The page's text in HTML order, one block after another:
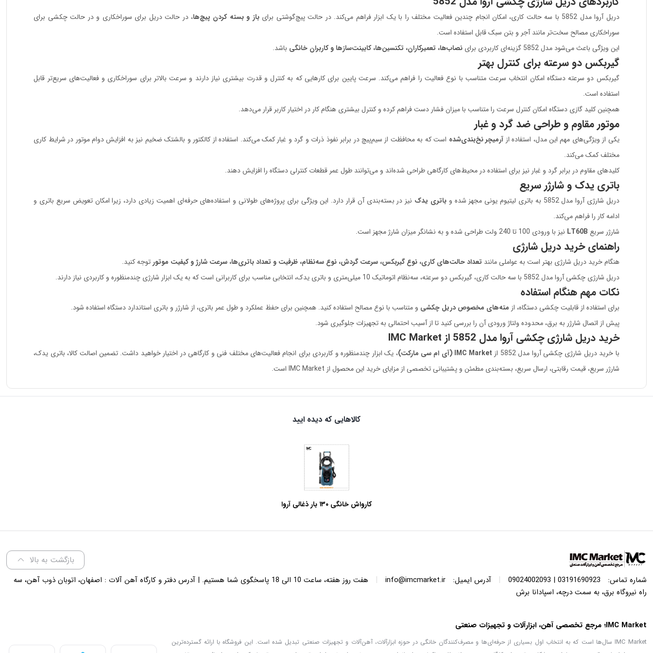
دریل آروا مدل 5852 با سه حالت کاری، امکان انجام چندین فعالیت مختلف را با یک ابزار فراهم می‌کند. در حالت پیچ‌گوشتی برای باز و بسته کردن پیچ‌ها، در حالت دریل برای سوراخکاری و در حالت چکشی برای
سوراخکاری مصالح سخت‌تر مانند آجر و بتن سبک قابل استفاده است.
این ویژگی باعث می‌شود مدل 5852 گزینه‌ای کاربردی برای
نصاب‌ها، تعمیرکاران، تکنسین‌ها، کابینت‌سازها و کاربران خانگی باشد.
گیربکس دو سرعته برای کنترل بهتر
گیربکس دو سرعته دستگاه امکان انتخاب سرعت متناسب با نوع فعالیت را فراهم می‌کند. سرعت پایین برای کارهایی که به کنترل و قدرت بیشتری نیاز دارند و سرعت بالاتر برای سوراخکاری و فعالیت‌های سریع‌تر قابل
استفاده است.
همچنین کلید گازی دستگاه امکان کنترل سرعت را متناسب با میزان فشار دست فراهم کرده و کنترل بیشتری هنگام کار در اختیار کاربر قرار می‌دهد.
موتور مقاوم و طراحی ضد گرد و غبار
یکی از ویژگی‌های مهم این مدل، استفاده از آرمیچر نخ‌بندی‌شده است که به محافظت از سیم‌پیچ در برابر نفوذ ذرات و گرد و غبار کمک می‌کند. استفاده از کالکتور و بالشتک ضخیم نیز به افزایش دوام موتور در شرایط کاری
مختلف کمک می‌کند.
کلیدهای مقاوم در برابر گرد و غبار نیز برای استفاده در محیط‌های کارگاهی طراحی شده‌اند و می‌توانند طول عمر قطعات کنترلی دستگاه را افزایش دهند.
باتری یدک و شارژر سریع
دریل شارژی آروا مدل 5852 به باتری لیتیوم یونی مجهز شده و باتری یدک نیز در بسته‌بندی آن قرار دارد. این ویژگی برای پروژه‌های طولانی و استفاده‌های حرفه‌ای اهمیت زیادی دارد، زیرا امکان تعویض سریع باتری و
ادامه کار را فراهم می‌کند.
شارژر سریع LT60B نیز با ورودی 100 تا 240 ولت طراحی شده و به نشانگر میزان شارژ مجهز است.
راهنمای خرید دریل شارژی
هنگام خرید دریل شارژی بهتر است به عواملی مانند تعداد حالت‌های کاری، نوع گیربکس، سرعت گردش، نوع سه‌نظام، ظرفیت و تعداد باتری‌ها، سرعت شارژ و کیفیت موتور توجه کنید.
دریل شارژی چکشی آروا مدل 5852 با سه حالت کاری، گیربکس دو سرعته، سه‌نظام اتوماتیک 10 میلی‌متری و باتری یدک، انتخابی مناسب برای کاربرانی است که به یک ابزار شارژی چندمنظوره و کاربردی نیاز دارند.
نکات مهم هنگام استفاده
برای استفاده از قابلیت چکشی دستگاه، از مته‌های مخصوص دریل چکشی و متناسب با نوع مصالح استفاده کنید. همچنین برای حفظ عملکرد و طول عمر باتری، از شارژر و باتری استاندارد دستگاه استفاده شود.
پیش از اتصال شارژر به برق، محدوده ولتاژ ورودی آن را بررسی کنید تا از آسیب احتمالی به تجهیزات جلوگیری شود.
خرید دریل شارژی چکشی آروا مدل 5852 از IMC Market
با خرید دریل شارژی چکشی آروا مدل 5852 از IMC Market (آی ام سی مارکت)
، یک ابزار چندمنظوره و کاربردی برای انجام فعالیت‌های مختلف فنی و کارگاهی در اختیار خواهید داشت. تضمین اصالت کالا، باتری یدک،
شارژر سریع، قیمت رقابتی، ارسال سریع، بسته‌بندی مطمئن و پشتیبانی تخصصی از مزایای خرید این محصول از IMC Market است.
کالاهایی که دیده ایید
کارواش خانگی ۱۳۰ بار ذغالی آروا
بازگشت به بالا
شماره تماس: 03191690923 | 09024002093
| آدرس ایمیل: info@imcmarket.ir
|
هفت روز هفته، ساعت 10 الی 18 پاسخگوی شما هستیم. | آدرس دفتر و کارگاه آهن آلات : اصفهان، اتوبان ذوب آهن، سه
راه نیروگاه برق، به سمت درچه، اسپادانا برش
IMC Market؛ مرجع تخصصی آهن، ابزارآلات و تجهیزات صنعتی
IMC Market سال‌ها است که به انتخاب اول بسیاری از حرفه‌ای‌ها و مصرف‌کنندگان خانگی در حوزه ابزارآلات، آهن‌آلات و تجهیزات صنعتی تبدیل شده است. این فروشگاه با ارائه گسترده‌ترین